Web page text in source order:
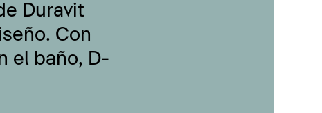
Duravit
Con
el baño, D-